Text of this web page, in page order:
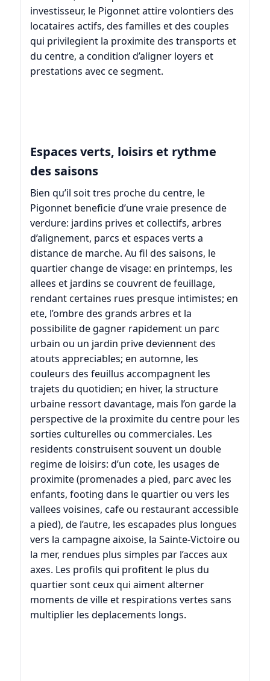
investisseur, le Pigonnet attire volontiers des
locataires actifs, des familles et des couples
qui privilegient la proximite des transports et
du centre, a condition d’aligner loyers et
prestations avec ce segment.
Espaces verts, loisirs et rythme
des saisons
Bien qu’il soit tres proche du centre, le
Pigonnet beneficie d’une vraie presence de
verdure: jardins prives et collectifs, arbres
d’alignement, parcs et espaces verts a
distance de marche. Au fil des saisons, le
quartier change de visage: en printemps, les
allees et jardins se couvrent de feuillage,
rendant certaines rues presque intimistes; en
ete, l’ombre des grands arbres et la
possibilite de gagner rapidement un parc
urbain ou un jardin prive deviennent des
atouts appreciables; en automne, les
couleurs des feuillus accompagnent les
trajets du quotidien; en hiver, la structure
urbaine ressort davantage, mais l’on garde la
perspective de la proximite du centre pour les
sorties culturelles ou commerciales. Les
residents construisent souvent un double
regime de loisirs: d’un cote, les usages de
proximite (promenades a pied, parc avec les
enfants, footing dans le quartier ou vers les
vallees voisines, cafe ou restaurant accessible
a pied), de l’autre, les escapades plus longues
vers la campagne aixoise, la Sainte-Victoire ou
la mer, rendues plus simples par l’acces aux
axes. Les profils qui profitent le plus du
quartier sont ceux qui aiment alterner
moments de ville et respirations vertes sans
multiplier les deplacements longs.